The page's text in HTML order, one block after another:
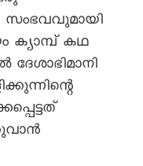
സംഭവവുമായി
ക്യാമ്പ് കഥ